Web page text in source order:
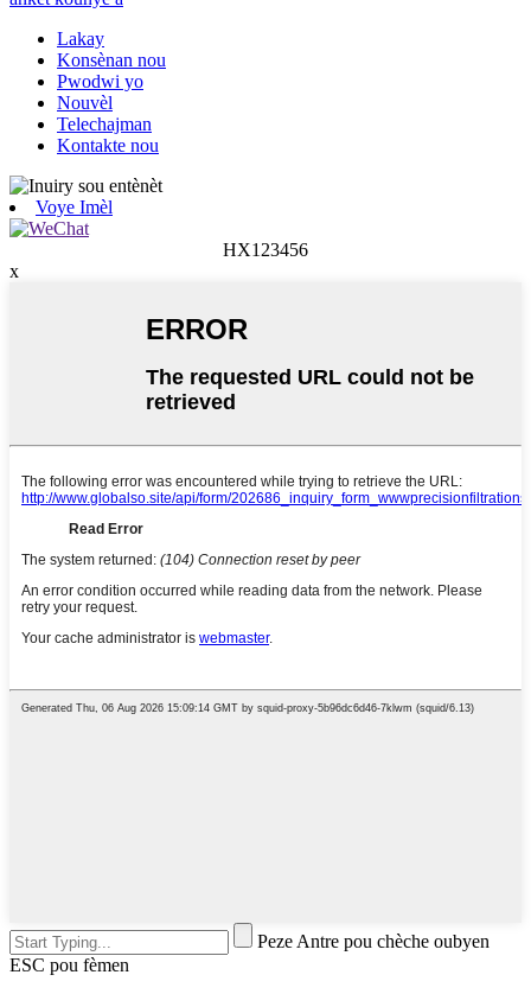
Lakay
Konsènan nou
Pwodwi yo
Nouvèl
Telechajman
Kontakte nou
Voye Imèl
HX123456
x
Peze Antre pou chèche oubyen
ESC pou fèmen